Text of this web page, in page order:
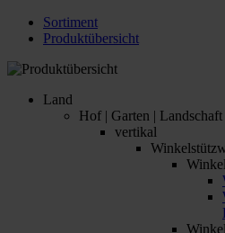
Sortiment
Produktübersicht
Land
Hof | Garten |
vertikal